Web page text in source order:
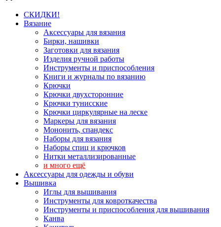
СКИДКИ!
Вязание
Аксессуары для вязания
Бирки, нашивки
Заготовки для вязания
Изделия ручной работы
Инструменты и приспособления
Книги и журналы по вязанию
Крючки
Крючки двухсторонние
Крючки тунисские
Крючки циркулярные на леске
Маркеры для вязания
Мононить, спандекс
Наборы для вязания
Наборы спиц и крючков
Нитки металлизированные
и много ещё
Аксессуары для одежды и обуви
Вышивка
Иглы для вышивания
Инструменты для ковроткачества
Инструменты и приспособления для вышивания
Канва